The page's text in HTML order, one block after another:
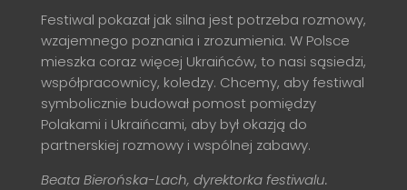
Festiwal pokazał jak silna jest potrzeba rozmowy,
wzajemnego poznania i zrozumienia. W Polsce
mieszka coraz więcej Ukraińców, to nasi sąsiedzi,
współpracownicy, koledzy. Chcemy, aby festiwal
symbolicznie budował pomost pomiędzy
Polakami i Ukraińcami, aby był okazją do
partnerskiej rozmowy i wspólnej zabawy.
Beata Bierońska-Lach, dyrektorka festiwalu.